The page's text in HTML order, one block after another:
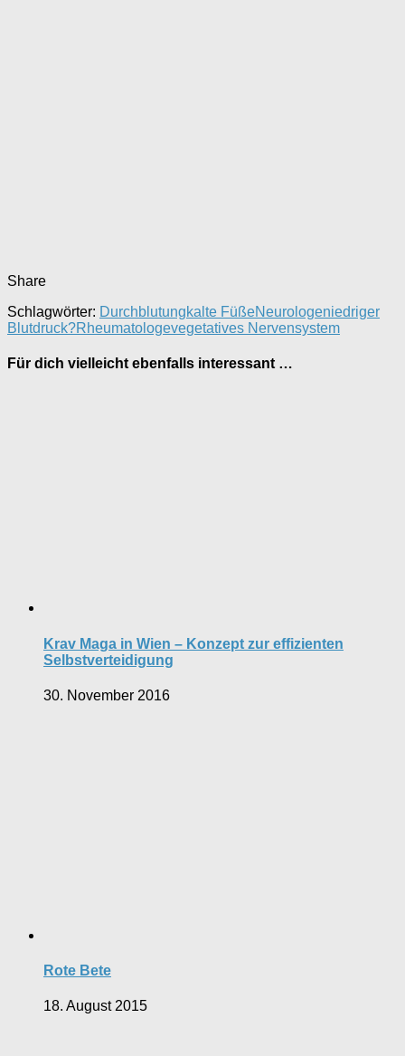
Share
Schlagwörter: Durchblutungkalte FüßeNeurologeniedriger
Blutdruck?Rheumatologevegetatives Nervensystem
Für dich vielleicht ebenfalls interessant …
Krav Maga in Wien – Konzept zur effizienten
Selbstverteidigung
30. November 2016
Rote Bete
18. August 2015